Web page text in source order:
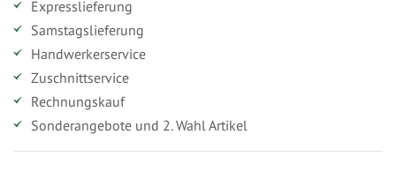
Expresslieferung
Samstagslieferung
Handwerkerservice
Zuschnittservice
Rechnungskauf
Sonderangebote und 2. Wahl Artikel